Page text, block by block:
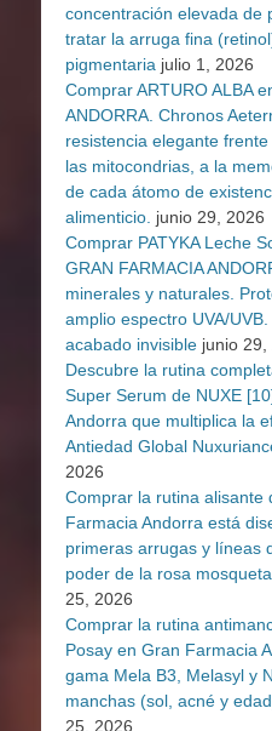
concentración elevada de
tratar la arruga fina
pigmentaria julio 1, 2026
Comprar ARTURO ALBA
ANDORRA. Chronos
resistencia elegante
las mitocondrias, a la
de cada átomo de
alimenticio. junio 29, 2026
Comprar PATYKA Leche
GRAN FARMACIA
minerales y naturales.
amplio espectro UVA/
acabado invisible junio 29,
Descubre la rutina
Super Serum de NUXE
Andorra que multiplica la
Antiedad Global
2026
Comprar la rutina alisante
Farmacia Andorra está
primeras arrugas y líneas
poder de la rosa
25, 2026
Comprar la rutina
Posay en Gran Farmacia
gama Mela B3, Melasyl y
manchas (sol, acné y
25, 2026